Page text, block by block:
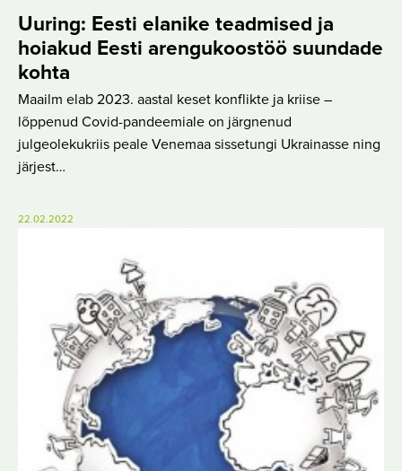
Uuring: Eesti elanike teadmised ja
hoiakud Eesti arengukoostöö suundade
kohta
Maailm elab 2023. aastal keset konflikte ja kriise –
lõppenud Covid-pandeemiale on järgnenud
julgeolekukriis peale Venemaa sissetungi Ukrainasse ning
järjest…
22.02.2022